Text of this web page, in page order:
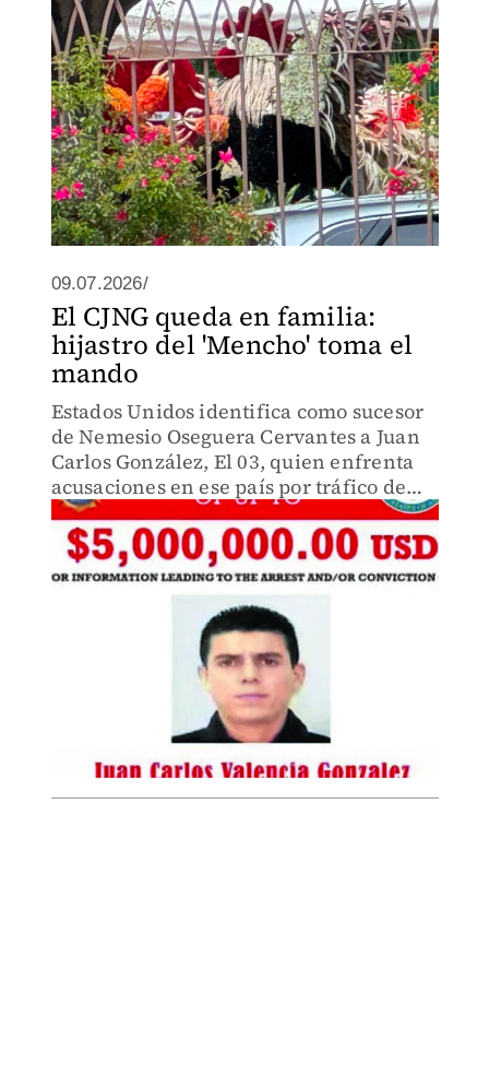
09.07.2026/
El CJNG queda en familia:
hijastro del 'Mencho' toma el
mando
Estados Unidos identifica como sucesor
de Nemesio Oseguera Cervantes a Juan
Carlos González, El 03, quien enfrenta
acusaciones en ese país por tráfico de
drogas y armas, y por el cual ofrece una
recompensa de 5 mdd